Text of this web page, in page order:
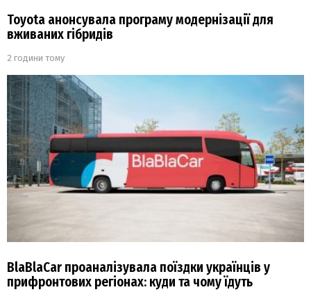
Toyota анонсувала програму модернізації для
вживаних гібридів
2 години тому
BlaBlaCar проаналізувала поїздки українців у
прифронтових регіонах: куди та чому їдуть